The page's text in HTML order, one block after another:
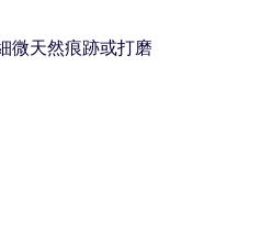
微天然痕跡或打磨